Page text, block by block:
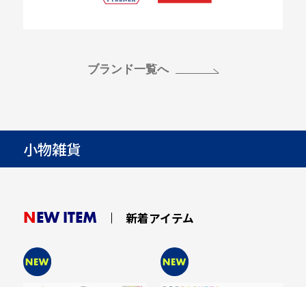
ブランド一覧へ
小物雑貨
NEW ITEM 新着アイテム